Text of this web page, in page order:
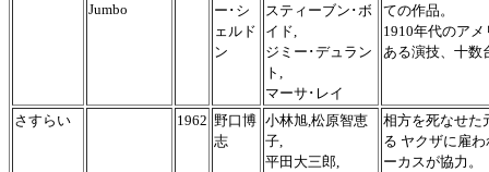
Jumbo
ー･シ
ェルド
ン
スティーブン･ボ
イド,
ジミー･デュラン
ト,
マーサ･レイ
ての作品。
1910年代のア
ある演技、十数
さすらい 1962 野口博
志
小林旭,松原智恵
子,
平田大三郎,
相方を死なせた
る ヤクザに雇
ーカスが協力。